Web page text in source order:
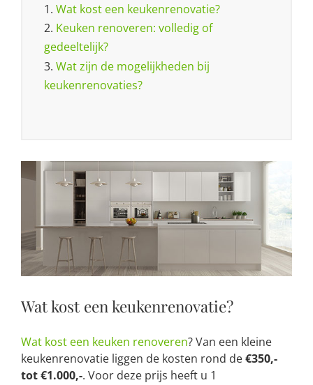
1. Wat kost een keukenrenovatie?
2. Keuken renoveren: volledig of
gedeeltelijk?
3. Wat zijn de mogelijkheden bij
keukenrenovaties?
Wat kost een keukenrenovatie?
Wat kost een keuken renoveren? Van een kleine
keukenrenovatie liggen de kosten rond de€350,-
tot €1.000,-. Voor deze prijs heeft u 1